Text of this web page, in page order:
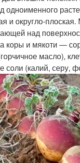
одноименного
и округло-
над
коры и мякоти —
масло),
соли (калий, серу,